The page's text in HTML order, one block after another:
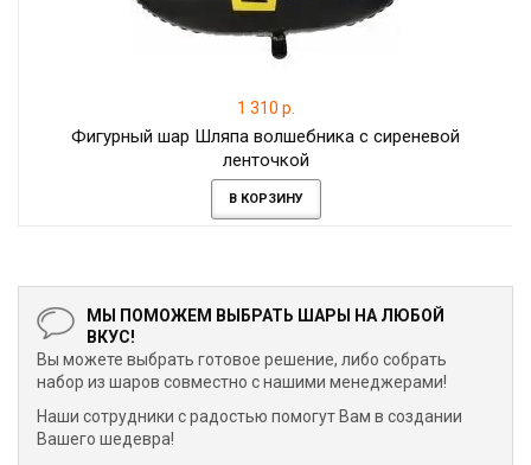
1 310 р.
Фигурный шар Шляпа волшебника с сиреневой
ленточкой
В КОРЗИНУ
МЫ ПОМОЖЕМ ВЫБРАТЬ ШАРЫ НА ЛЮБОЙ
ВКУС!
Вы можете выбрать готовое решение, либо собрать
набор из шаров совместно с нашими менеджерами!
Наши сотрудники с радостью помогут Вам в создании
Вашего шедевра!